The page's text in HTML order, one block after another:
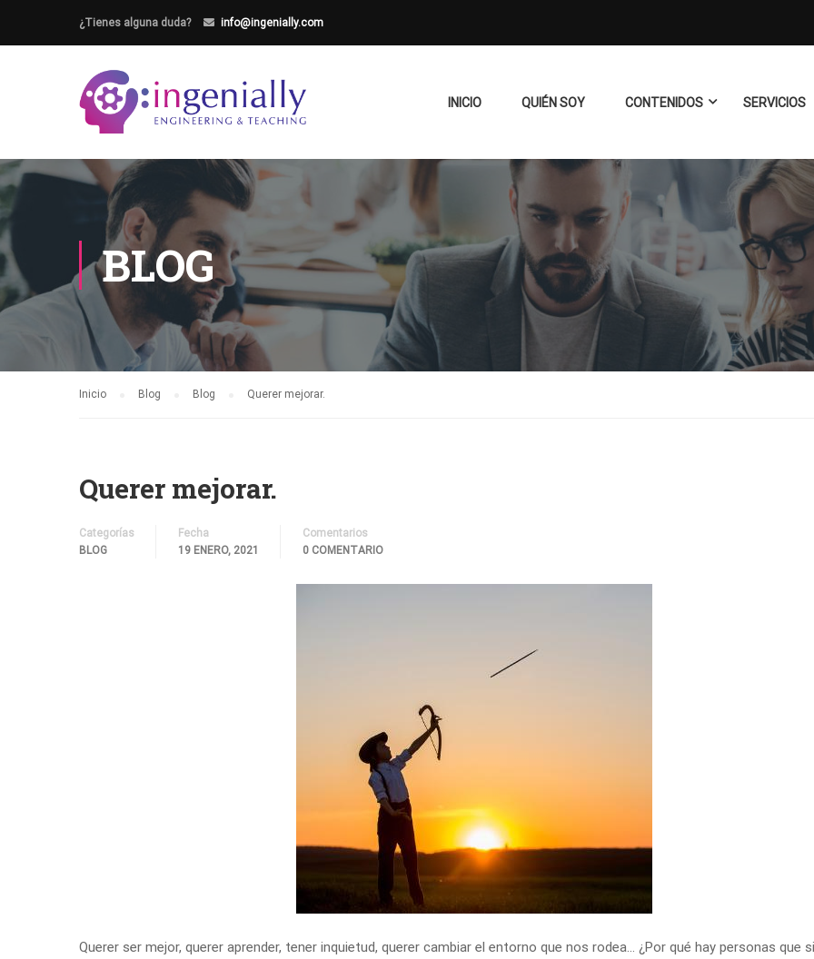
¿Tienes alguna duda? info@ingenially.com
INICIO QUIÉN SOY CONTENIDOS SERVICIOS
BLOG
Inicio Blog Blog Querer mejorar.
Querer mejorar.
Categorías
BLOG
Fecha
19 ENERO, 2021
Comentarios
0 COMENTARIO
Querer ser mejor, querer aprender, tener inquietud, querer cambiar el entorno que nos rodea… ¿Por qué hay personas que